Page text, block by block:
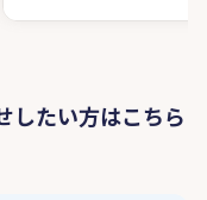
したい方はこちら